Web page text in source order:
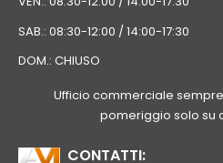
SAB.: 08:30-12:00 / 14:00-17:30
DOM.: CHIUSO
Ufficio commerciale
pomeriggio solo su
CONTATTI: